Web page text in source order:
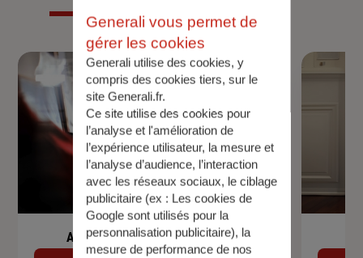
Assurance de prêt immobilier
Generali vous permet de
gérer les cookies
Generali utilise des cookies, y
compris des cookies tiers, sur le
site Generali.fr.
Ce site utilise des cookies pour
l’analyse et l'amélioration de
l’expérience utilisateur, la mesure et
l’analyse d’audience, l’interaction
avec les réseaux sociaux, le ciblage
publicitaire (ex : Les cookies de
Google sont utilisés pour la
personnalisation publicitaire), la
mesure de performance de nos